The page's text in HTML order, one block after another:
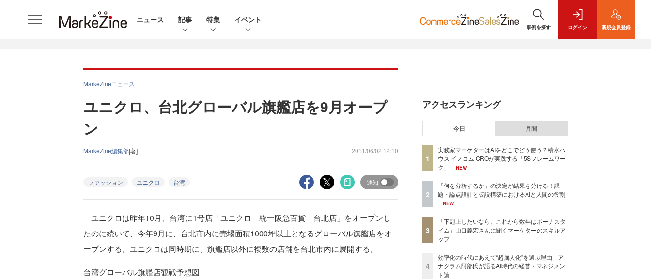
ニュース 記事 特集 イベント
事例を探す ログイン 新規会員登録
MarkeZineニュース
ユニクロ、台北グローバル旗艦店を9月オープ
ン
MarkeZine編集部[著] 2011/06/02 12:10
ファッション ユニクロ 台湾 通知
ユニクロは昨年10月、台湾に1号店「ユニクロ 統一阪急百貨 台北店」をオープンし
たのに続いて、今年9月に、台北市内に売場面積1000坪以上となるグローバル旗艦店をオ
ープンする。ユニクロは同時期に、旗艦店以外に複数の店舗を台北市内に展開する。
台湾グローバル旗艦店観戦予想図
アクセスランキング
今日 月間
1
実務家マーケターはAIをどこでどう使う？積水ハ
ウス イノコム CROが実践する「5Sフレームワー
ク」
NEW
2
「何を分析するか」の決定が結果を分ける！課
題・論点設計と仮説構築におけるAIと人間の役割
NEW
3
「下剋上したいなら、これから数年はボーナスタ
イム」山口義宏さんに聞くマーケターのスキルア
ップ
4
効率化の時代にあえて“超属人化”を選ぶ理由 ア
ナグラム阿部氏が語るAI時代の経営・マネジメン
ト論